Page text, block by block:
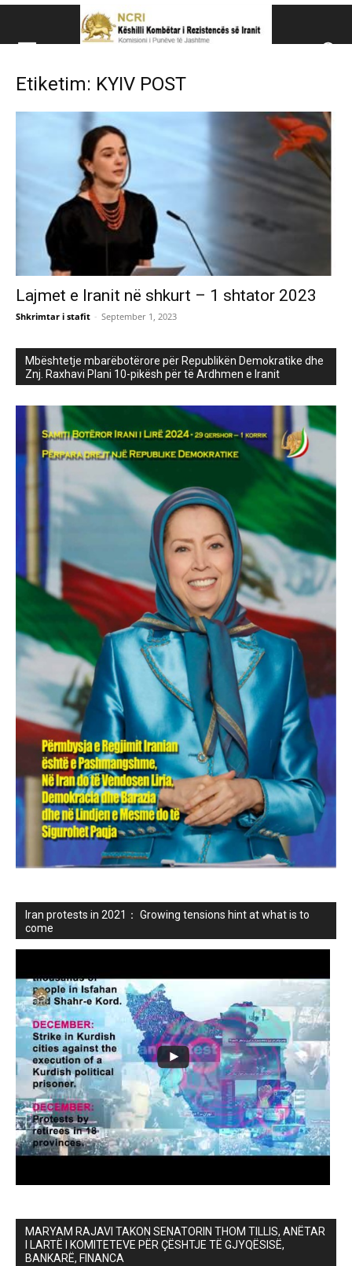
Këshillit Kombëtar të Rezistencës së Iranit (NCRI)
Etiketim: KYIV POST
Lajmet e Iranit në shkurt – 1 shtator 2023
Shkrimtar i stafit - September 1, 2023
Mbështetje mbarëbotërore për Republikën Demokratike dhe
Znj. Raxhavi Plani 10-pikësh për të Ardhmen e Iranit
Iran protests in 2021： Growing tensions hint at what is to
come
MARYAM RAJAVI TAKON SENATORIN THOM TILLIS, ANËTAR
I LARTË I KOMITETEVE PËR ÇËSHTJE TË GJYQËSISË,
BANKARË, FINANCA